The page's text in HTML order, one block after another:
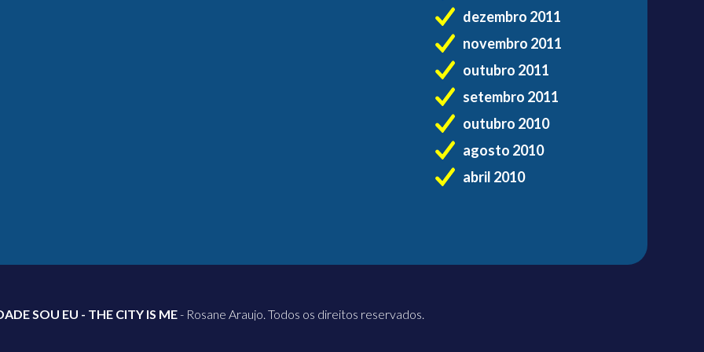
dezembro 2011
novembro 2011
outubro 2011
setembro 2011
outubro 2010
agosto 2010
abril 2010
SOU EU - THE CITY IS ME- Rosane Araujo. Todos os direitos reservados.